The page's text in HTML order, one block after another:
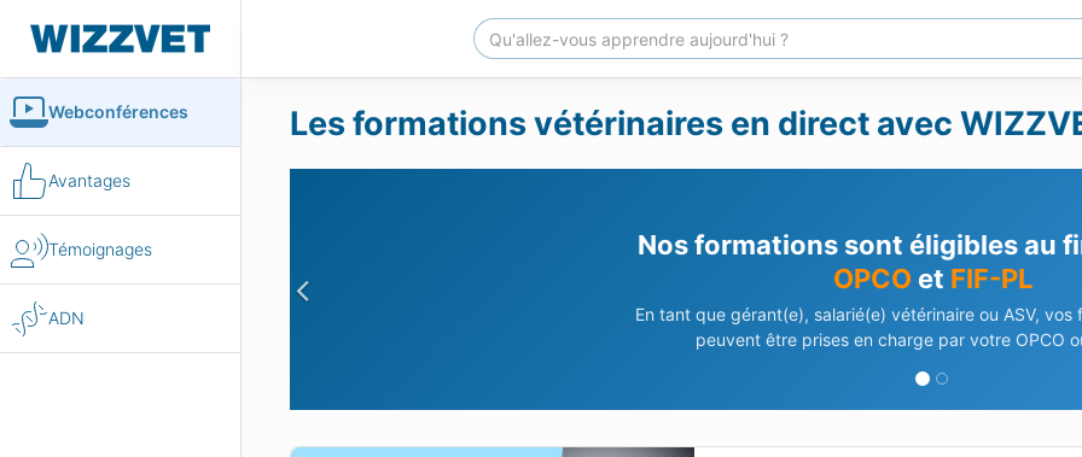
Webconférences
Avantages
Témoignages
ADN
Les formations vétérinaires en direct avec
Nos formations sont éligibles au
OPCO et FIF-PL
En tant que gérant(e), salarié(e) vétérinaire ou ASV,
peuvent être prises en charge par votre OPCO
Previous